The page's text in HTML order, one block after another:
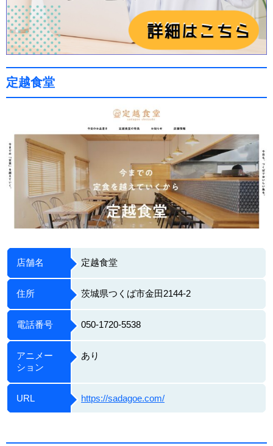
定越食堂
店舗名 定越食堂
住所 茨城県つくば市金田2144-2
電話番号 050-1720-5538
アニメー
ション
あり
URL https://sadagoe.com/